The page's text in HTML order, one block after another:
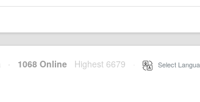
· 1068 Online Highest 6679 Select